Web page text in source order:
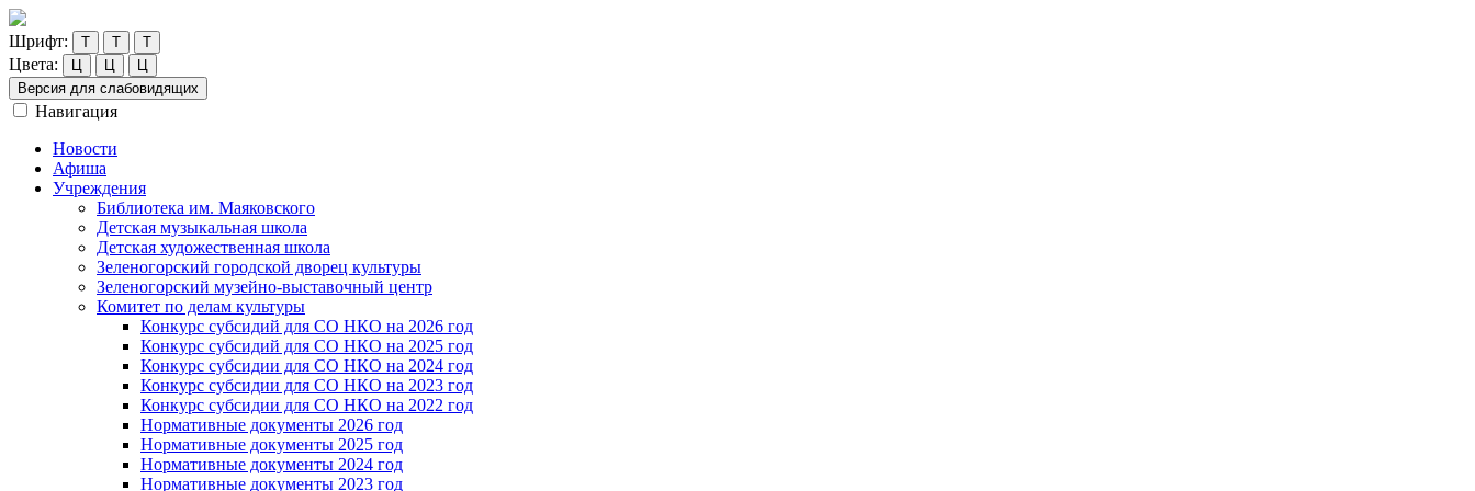
Шрифт: Т Т Т
Цвета: Ц Ц
Ц
Версия для слабовидящих
Навигация
Новости
Афиша
Учреждения
Библиотека им. Маяковского
Детская музыкальная школа
Детская художественная школа
Зеленогорский городской дворец культуры
Зеленогорский музейно-выставочный центр
Комитет по делам культуры
Конкурс субсидий для СО НКО на 2026 год
Конкурс субсидий для СО НКО на 2025 год
Конкурс субсидии для СО НКО на 2024 год
Конкурс субсидии для СО НКО на 2023 год
Конкурс субсидии для СО НКО на 2022 год
Нормативные документы 2026 год
Нормативные документы 2025 год
Нормативные документы 2024 год
Нормативные документы 2023 год